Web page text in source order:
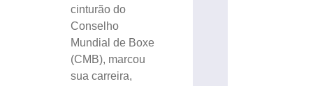
cinturão do
Conselho
Mundial de Boxe
(CMB), marcou
sua carreira,